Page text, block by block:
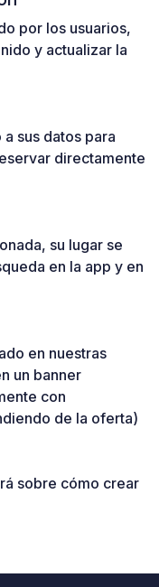
por los usuarios,
y actualizar la
sus datos para
directamente
su lugar se
en la app y en
en nuestras
un banner
con
de la oferta)
sobre cómo crear